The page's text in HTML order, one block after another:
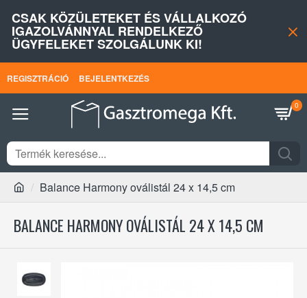
CSAK KÖZÜLETEKET ÉS VÁLLALKOZÓ
IGAZOLVÁNNYAL RENDELKEZŐ
ÜGYFELEKET SZOLGÁLUNK KI!
REGISZTRÁCIÓ BEJELENTKEZÉS
0
Balance Harmony oválistál 24 x 14,5 cm
BALANCE HARMONY OVÁLISTÁL 24 X 14,5 CM